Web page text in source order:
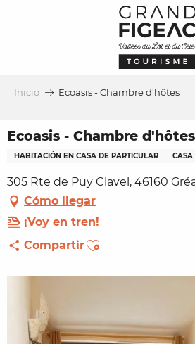
Inicio Ecoasis - Chambre d'hôtes
Ecoasis - Chambre d'hôtes
HABITACIÓN EN CASA DE PARTICULAR CASA
305 Rte de Puy Clavel, 46160
Cómo llegar
¡Voy en tren!
CompartirAjouter aux favoris